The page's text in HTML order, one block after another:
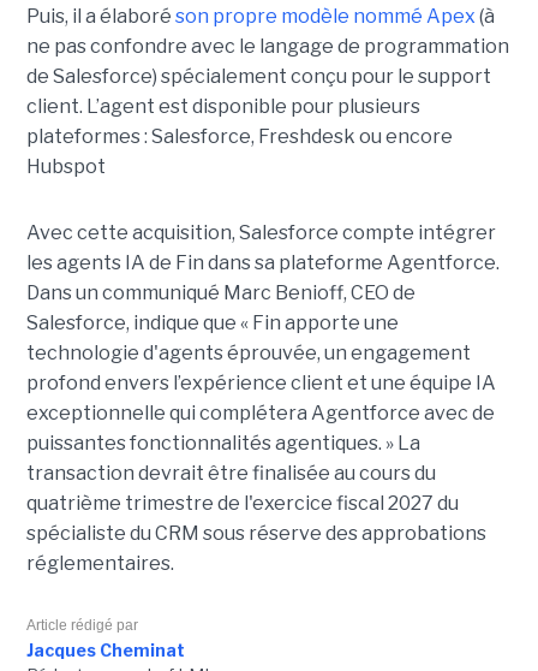
Puis, il a élaboré son propre modèle nommé Apex (à
ne pas confondre avec le langage de programmation
de Salesforce) spécialement conçu pour le support
client. L’agent est disponible pour plusieurs
plateformes : Salesforce, Freshdesk ou encore
Hubspot
Avec cette acquisition, Salesforce compte intégrer
les agents IA de Fin dans sa plateforme Agentforce.
Dans un communiqué Marc Benioff, CEO de
Salesforce, indique que « Fin apporte une
technologie d'agents éprouvée, un engagement
profond envers l’expérience client et une équipe IA
exceptionnelle qui complétera Agentforce avec de
puissantes fonctionnalités agentiques. » La
transaction devrait être finalisée au cours du
quatrième trimestre de l'exercice fiscal 2027 du
spécialiste du CRM sous réserve des approbations
réglementaires.
Article rédigé par
Jacques Cheminat